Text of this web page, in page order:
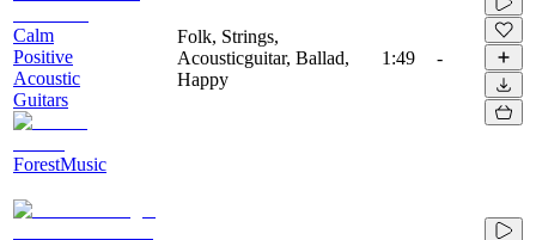
Calm
Positive
Acoustic
Guitars
ForestMusic
Folk, Strings,
Acousticguitar, Ballad,
Happy
1:49 -